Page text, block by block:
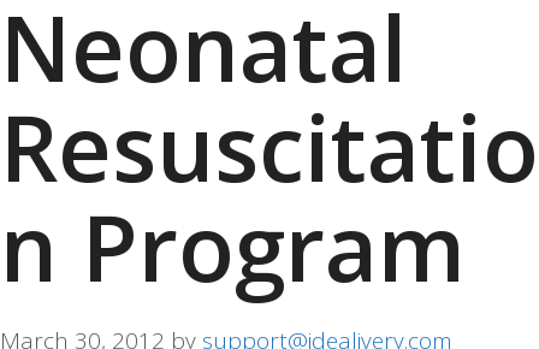
Neonatal
Resuscitatio
n Program
March 30, 2012 by support@idealivery.com